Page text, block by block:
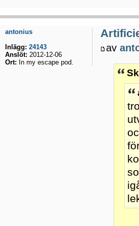
av
antonius
Inlägg: 24143
Anslöt: 2012-12-06
Ort: In my escape pod.